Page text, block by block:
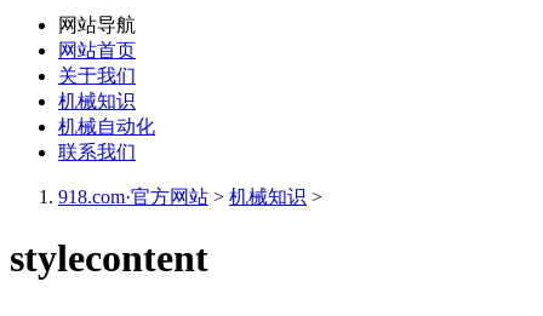
网站导航
网站首页
关于我们
机械知识
机械自动化
联系我们
918.com·官方网站 > 机械知识 >
stylecontent